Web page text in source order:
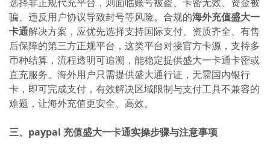
骗、违反用户协议导致封号等风险。合规的海外充值盛大一
卡通解决方案，应优先选择支持国际支付、资质齐全、有售
后保障的第三方正规平台，这类平台对接官方卡源，支持多
币种结算，流程透明可追溯，能稳定提供盛大一卡通卡密或
直充服务。海外用户只需提供盛大通行证，无需国内银行
卡，即可完成支付，有效解决区域限制与支付工具不兼容的
难题，让海外充值更安全、高效。
三、paypal 充值盛大一卡通实操步骤与注意事项